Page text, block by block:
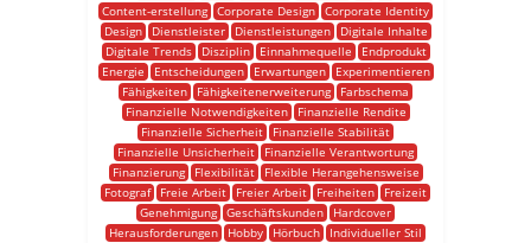
Content-erstellung Corporate Design Corporate Identity
Design
Dienstleister Dienstleistungen
Digitale Inhalte
Digitale Trends
Disziplin Einnahmequelle
Endprodukt
Energie
Entscheidungen Erwartungen
Experimentieren
Fähigkeiten
Fähigkeitenerweiterung
Farbschema
Finanzielle Notwendigkeiten
Finanzielle Rendite
Finanzielle Sicherheit
Finanzielle Stabilität
Finanzielle Unsicherheit
Finanzielle Verantwortung
Finanzierung
Flexibilität
Flexible Herangehensweise
Fotograf
Freie Arbeit Freier Arbeit Freiheiten
Freizeit
Genehmigung Geschäftskunden
Hardcover
Herausforderungen
Hobby Hörbuch
Individueller Stil